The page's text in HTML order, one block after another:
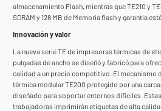
almacenamiento Flash, mientras que TE210 y
SDRAM y 128 MB de Memoria flash y garantía
Innovación y valor
La nueva serie TE de impresoras térmicas de
pulgadas de ancho se diseñó y fabricó para
calidad a un precio competitivo. El mecanismo
térmica modular TE200 protegido por una
diseñado para soportar entornos difíciles.
trabajadoras imprimirán etiquetas de alta